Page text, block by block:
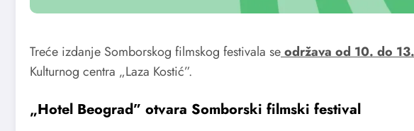
Treće izdanje Somborskog filmskog festivala seodržava od 10. do
Kulturnog centra „Laza Kostić”.
„Hotel Beograd” otvara Somborski filmski festival